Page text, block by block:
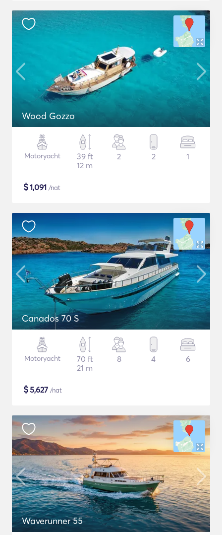
Wood Gozzo
Motoryacht
39 ft
12 m
2 2 1
$1,091 /nat
Canados 70 S
Motoryacht
70 ft
21 m
8 4 6
$5,627 /nat
Waverunner 55